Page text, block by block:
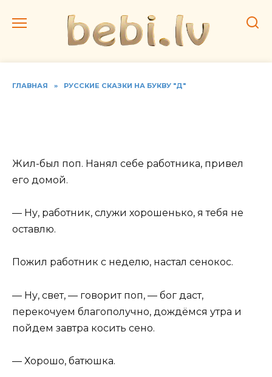
ГЛАВНАЯ » РУССКИЕ СКАЗКИ НА БУКВУ "Д"
Жил-был поп. Нанял себе работника, привел
его домой.
— Ну, работник, служи хорошенько, я тебя не
оставлю.
Пожил работник с неделю, настал сенокос.
— Ну, свет, — говорит поп, — бог даст,
перекочуем благополучно, дождёмся утра и
пойдем завтра косить сено.
— Хорошо, батюшка.